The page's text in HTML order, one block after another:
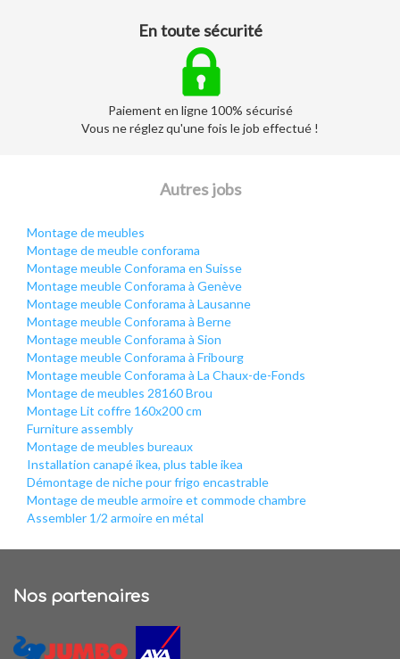
En toute sécurité
Paiement en ligne 100% sécurisé
Vous ne réglez qu'une fois le job effectué !
Autres jobs
Montage de meubles
Montage de meuble conforama
Montage meuble Conforama en Suisse
Montage meuble Conforama à Genève
Montage meuble Conforama à Lausanne
Montage meuble Conforama à Berne
Montage meuble Conforama à Sion
Montage meuble Conforama à Fribourg
Montage meuble Conforama à La Chaux-de-Fonds
Montage de meubles 28160 Brou
Montage Lit coffre 160x200 cm
Furniture assembly
Montage de meubles bureaux
Installation canapé ikea, plus table ikea
Démontage de niche pour frigo encastrable
Montage de meuble armoire et commode chambre
Assembler 1/2 armoire en métal
Nos partenaires